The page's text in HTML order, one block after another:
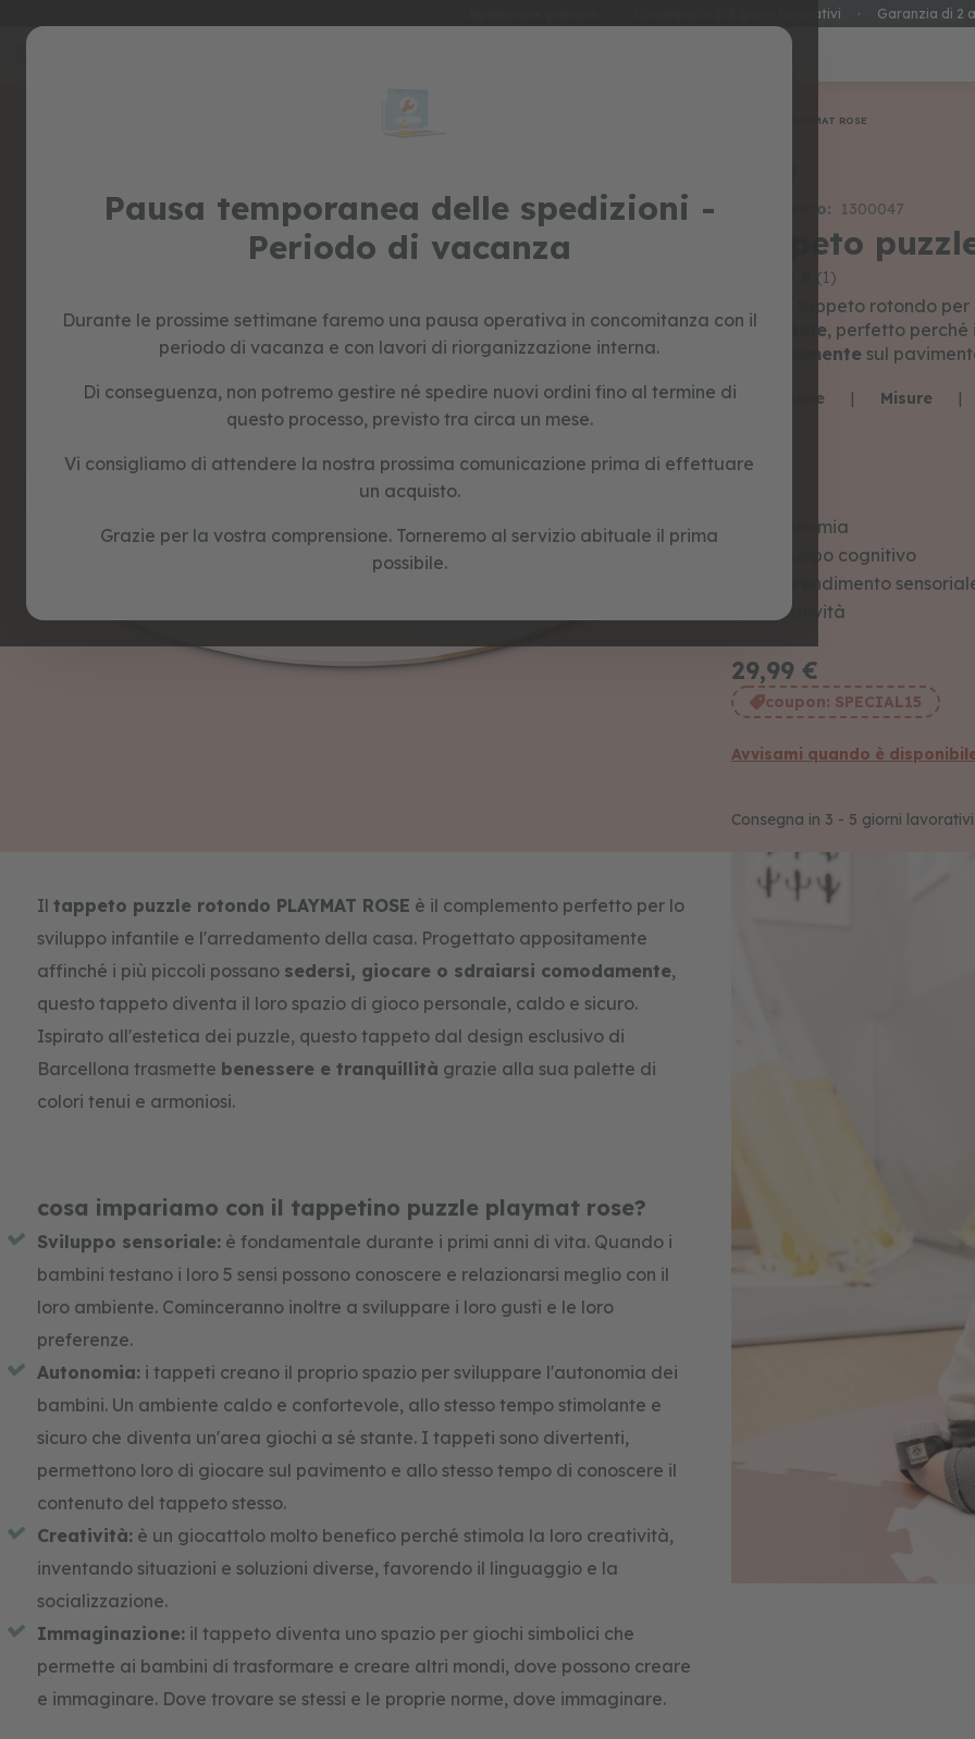
Pausa temporanea delle spedizioni -
Periodo di vacanza
Durante le prossime settimane faremo una pausa operativa in concomitanza con il
periodo di vacanza e con lavori di riorganizzazione interna.
Di conseguenza, non potremo gestire né spedire nuovi ordini fino al termine di
questo processo, previsto tra circa un mese.
Vi consigliamo di attendere la nostra prossima comunicazione prima di effettuare
un acquisto.
Grazie per la vostra comprensione. Torneremo al servizio abituale il prima
possibile.
Consegna in 3-5 giorni lavorativi · Garanzia di 2
Salta
bambini
forme
costruzione
gallery
PLAYMAT ROSE
Riferimento: 1300047
tappeto
(1)
Questo tappeto rotondo
funzionale, perfetto perché
comodamente sul
Descrizione | Misure |
Autonomia
Sviluppo cognitivo
Apprendimento
Creatività
29,99 €
coupon: SPECIAL15
Avvisami quando è
Consegna in 3 - 5 giorni
Il tappeto puzzle rotondo PLAYMAT ROSE è il complemento perfetto per lo
sviluppo infantile e l'arredamento della casa. Progettato appositamente
affinché i più piccoli possano sedersi, giocare o sdraiarsi comodamente,
questo tappeto diventa il loro spazio di gioco personale, caldo e sicuro.
Ispirato all'estetica dei puzzle, questo tappeto dal design esclusivo di
Barcellona trasmette benessere e tranquillità grazie alla sua palette di
colori tenui e armoniosi.
cosa impariamo con il tappetino puzzle playmat rose?
Sviluppo sensoriale:è fondamentale durante i primi anni di vita. Quando i
bambini testano i loro 5 sensi possono conoscere e relazionarsi meglio con il
loro ambiente. Cominceranno inoltre a sviluppare i loro gusti e le loro
preferenze.
Autonomia:i tappeti creano il proprio spazio per sviluppare l'autonomia dei
bambini. Un ambiente caldo e confortevole, allo stesso tempo stimolante e
sicuro che diventa un'area giochi a sé stante. I tappeti sono divertenti,
permettono loro di giocare sul pavimento e allo stesso tempo di conoscere il
contenuto del tappeto stesso.
Creatività:è un giocattolo molto benefico perché stimola la loro creatività,
inventando situazioni e soluzioni diverse, favorendo il linguaggio e la
socializzazione.
Immaginazione:il tappeto diventa uno spazio per giochi simbolici che
permette ai bambini di trasformare e creare altri mondi, dove possono creare
e immaginare. Dove trovare se stessi e le proprie norme, dove immaginare.